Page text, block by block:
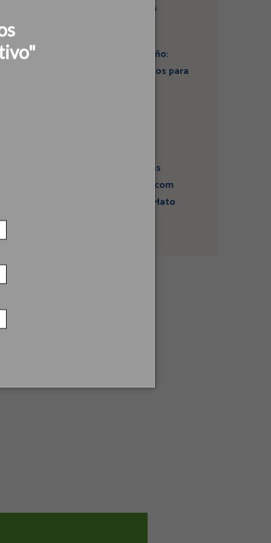
do Instituto Ideias
Artigo: Super El Niño:
estamos preparados para
atividades sísmicas
fortalece diálogo com
comunidades em Mato